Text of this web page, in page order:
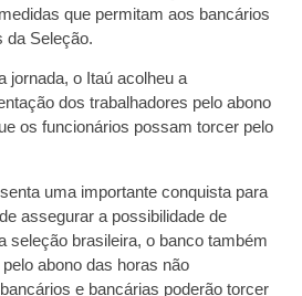
que permitam aos bancários
da Seleção.
jornada, o Itaú acolheu a
dos trabalhadores pelo abono
os funcionários possam torcer pelo
uma importante conquista para
assegurar a possibilidade de
seleção brasileira, o banco também
abono das horas não
e bancárias poderão torcer